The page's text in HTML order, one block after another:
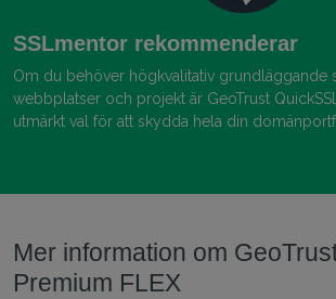
SSLmentor rekommenderar
Om du behöver högkvalitativ grundläggande
webbplatser och projekt är GeoTrust
utmärkt val för att skydda hela din
Mer information om
Premium FLEX